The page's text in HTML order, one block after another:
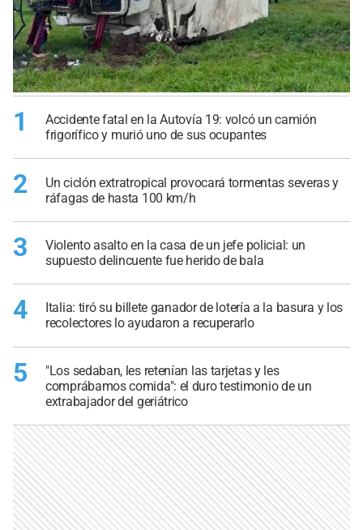
1
Accidente fatal en la Autovía 19: volcó un camión
frigorífico y murió uno de sus ocupantes
2
Un ciclón extratropical provocará tormentas severas y
ráfagas de hasta 100 km/h
3
Violento asalto en la casa de un jefe policial: un
supuesto delincuente fue herido de bala
4
Italia: tiró su billete ganador de lotería a la basura y los
recolectores lo ayudaron a recuperarlo
5
"Los sedaban, les retenían las tarjetas y les
comprábamos comida": el duro testimonio de un
extrabajador del geriátrico